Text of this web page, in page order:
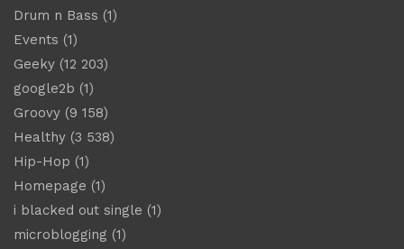
Drum n Bass (1)
Events (1)
Geeky (12 203)
google2b (1)
Groovy (9 158)
Healthy (3 538)
Hip-Hop (1)
Homepage (1)
i blacked out single (1)
microblogging (1)